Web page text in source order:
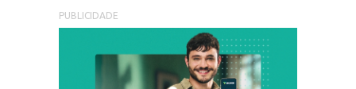
PUBLICIDADE